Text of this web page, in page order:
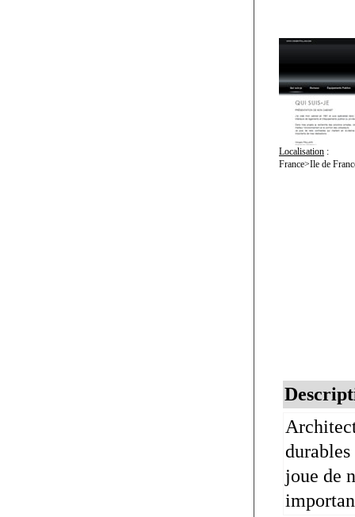
Localisation :
France>Ile de
joue de